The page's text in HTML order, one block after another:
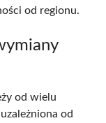
od regionu.
od wielu
od